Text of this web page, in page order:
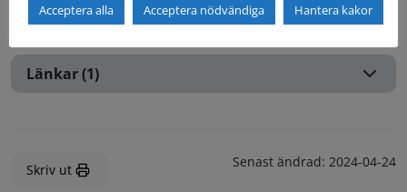
Ritningar (4)
Länkar (1)
Skriv ut Senast ändrad: 2024-04-24
Acceptera alla Acceptera nödvändiga Hantera kakor